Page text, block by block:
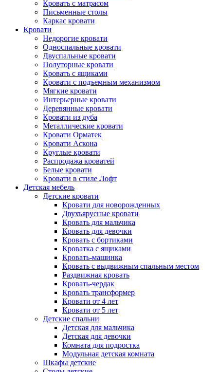
Кровать с матрасом
Письменные столы
Каркас кровати
Кровати
Недорогие кровати
Односпальные кровати
Двуспальные кровати
Полуторные кровати
Кровать с ящиками
Кровати с подъемным механизмом
Мягкие кровати
Интерьерные кровати
Деревянные кровати
Кровати из дуба
Металлические кровати
Кровати Орматек
Кровати Аскона
Круглые кровати
Распродажа кроватей
Белые кровати
Кровати в стиле Лофт
Детская мебель
Детские кровати
Кровати для новорожденных
Двухъярусные кровати
Кровать для мальчика
Кровать для девочки
Кровать с бортиками
Кроватка с ящиками
Кровать-машинка
Кровать с выдвижным спальным местом
Раздвижная кровать
Кровать-чердак
Кровать трансформер
Кровати от 4 лет
Кровати от 5 лет
Детские спальни
Детская для мальчика
Детская для девочки
Комната для подростка
Модульная детская комната
Шкафы детские